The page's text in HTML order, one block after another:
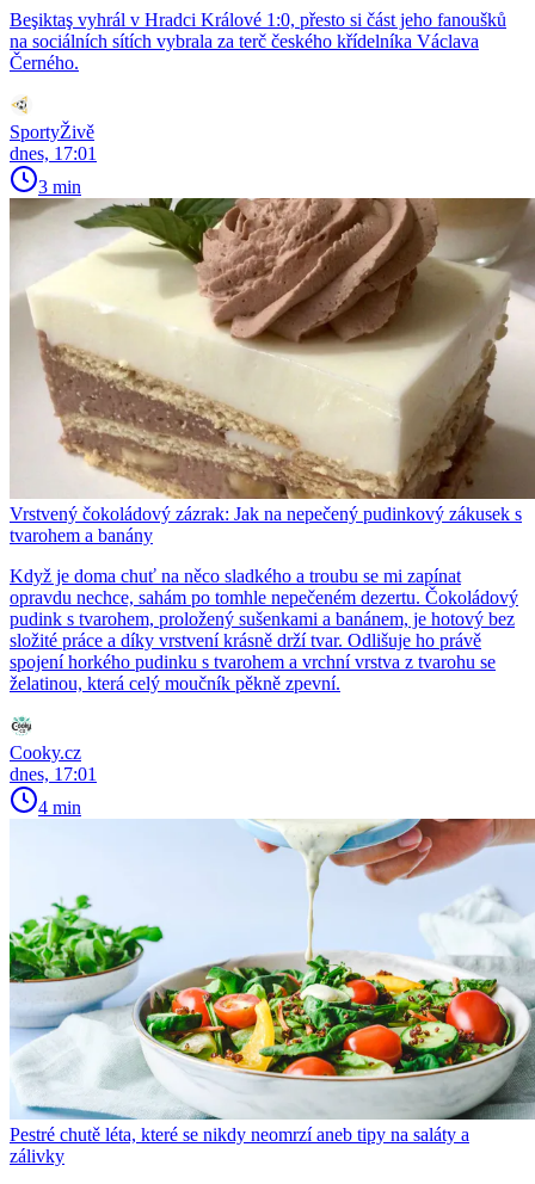
Beşiktaş vyhrál v Hradci Králové 1:0, přesto si část jeho fanoušků
na sociálních sítích vybrala za terč českého křídelníka Václava
Černého.
SportyŽivě
dnes, 17:01
3 min
Vrstvený čokoládový zázrak: Jak na nepečený pudinkový zákusek s
tvarohem a banány
Když je doma chuť na něco sladkého a troubu se mi zapínat
opravdu nechce, sahám po tomhle nepečeném dezertu. Čokoládový
pudink s tvarohem, proložený sušenkami a banánem, je hotový bez
složité práce a díky vrstvení krásně drží tvar. Odlišuje ho právě
spojení horkého pudinku s tvarohem a vrchní vrstva z tvarohu se
želatinou, která celý moučník pěkně zpevní.
Cooky.cz
dnes, 17:01
4 min
Pestré chutě léta, které se nikdy neomrzí aneb tipy na saláty a
zálivky